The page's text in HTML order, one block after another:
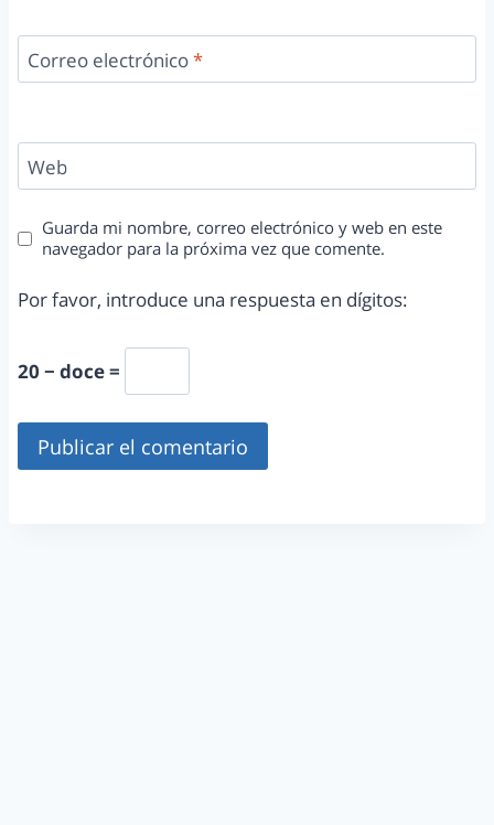
Correo electrónico*
Web
Guarda mi nombre, correo electrónico y web en este
navegador para la próxima vez que comente.
Por favor, introduce una respuesta en dígitos:
20 − doce =